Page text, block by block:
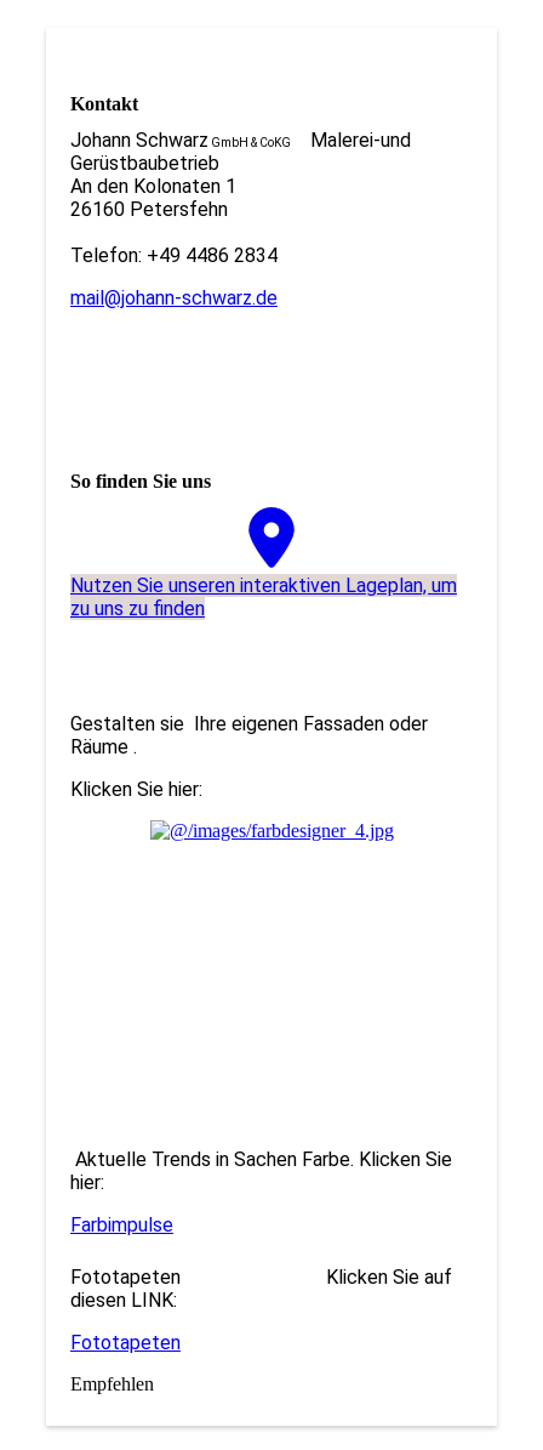
Kontakt
Johann Schwarz GmbH & CoKG
Malerei-und
Gerüstbaubetrieb
An den Kolonaten 1
26160 Petersfehn
Telefon: +49 4486 2834
mail@johann-schwarz.de
So finden Sie uns
Nutzen Sie unseren interaktiven La­ge­plan, um
zu uns zu finden
Gestalten sie Ihre eigenen Fassaden oder
Räume .
Klicken Sie hier:
Aktuelle Trends in Sachen Farbe. Klicken Sie
hier:
Farbimpulse
Fototapeten Klicken Sie auf
diesen LINK:
Fototapeten
Empfehlen